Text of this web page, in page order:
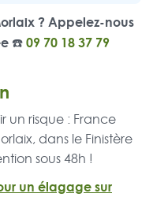
? Appelez-nous
☎️09 70 18 37 79
un risque : France
dans le Finistère
sous 48h !
un élagage sur